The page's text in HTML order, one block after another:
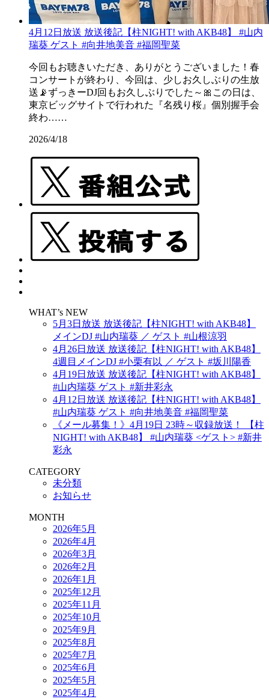
4月12日放送 放送後記【柱NIGHT! with AKB48】 #山内
瑞葵 ゲスト #向井地美音 #福岡聖菜
今回もお聴きいただき、ありがとうございました！春
コンサートが終わり、今回は、少しお久しぶりの生放
送📡ずっきーDJ回もお久しぶりでした～🎀この日は、
東京ビッグサイトで行われた『名残り桜』個別握手会
終わ……
2026/4/18
WHAT’s NEW
5月3日放送 放送後記【柱NIGHT! with AKB48】
メインDJ #山内瑞葵 ／ ゲスト #山根涼羽
4月26日放送 放送後記【柱NIGHT! with AKB48】
4週目メインDJ #小栗有以 ／ ゲスト #坂川陽香
4月19日放送 放送後記【柱NIGHT! with AKB48】
#山内瑞葵 ゲスト #新井彩永
4月12日放送 放送後記【柱NIGHT! with AKB48】
#山内瑞葵 ゲスト #向井地美音 #福岡聖菜
《メール募集！》4月19日 23時～収録放送！ 【柱
NIGHT! with AKB48】 #山内瑞葵 <ゲスト> #新井
彩永
CATEGORY
未分類
お知らせ
MONTH
2026年5月
2026年4月
2026年3月
2026年2月
2026年1月
2025年12月
2025年11月
2025年10月
2025年9月
2025年8月
2025年7月
2025年6月
2025年5月
2025年4月